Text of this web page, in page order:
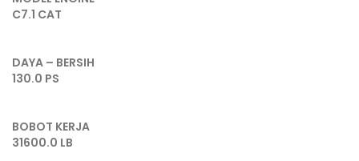
C7.1 CAT
DAYA – BERSIH
130.0 PS
BOBOT KERJA
31600.0 LB